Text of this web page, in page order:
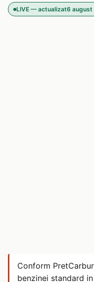
LIVE — actualizat6 august
Conform
benzinei standard in